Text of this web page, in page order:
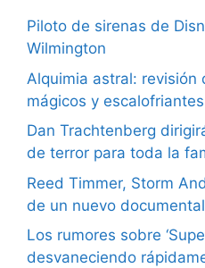
Piloto de sirenas de
Wilmington
Alquimia astral:
mágicos y escalofriantes
Dan Trachtenberg
de terror para toda la
Reed Timmer, Storm
de un nuevo documental
Los rumores sobre
desvaneciendo